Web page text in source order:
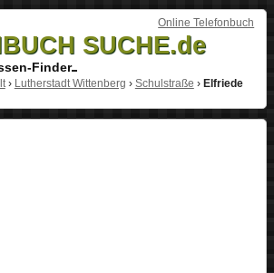
Online Telefonbuch
SUCHE.de
Finder
› Lutherstadt Wittenberg › Schulstraße › Elfriede